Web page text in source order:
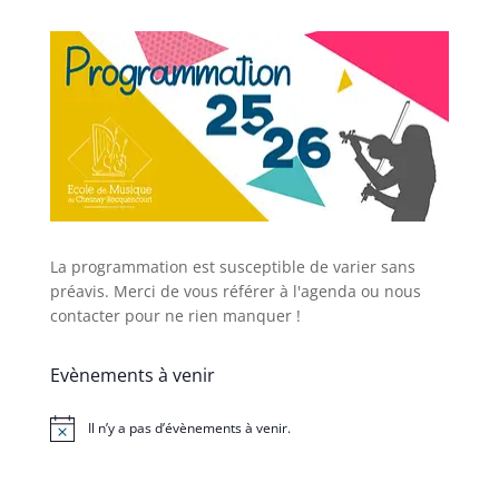
La programmation est susceptible de varier sans
préavis. Merci de vous référer à l'agenda ou nous
contacter pour ne rien manquer !
Evènements à venir
Notice Il n’y a pas d’évènements à venir.